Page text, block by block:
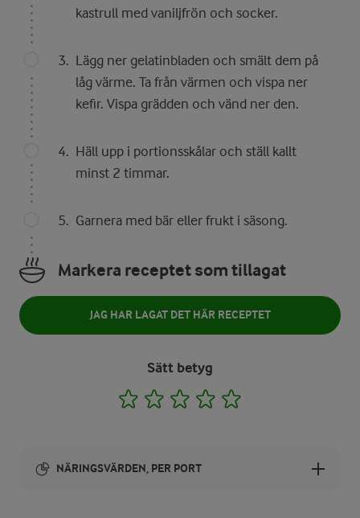
kastrull med vaniljfrön och socker.
Lägg ner gelatinbladen och smält dem på
låg värme. Ta från värmen och vispa ner
kefir. Vispa grädden och vänd ner den.
Häll upp i portionsskålar och ställ kallt
minst 2 timmar.
Garnera med bär eller frukt i säsong.
Markera receptet som tillagat
JAG HAR LAGAT DET HÄR RECEPTET
Sätt betyg
1 2 3 4
NÄRINGSVÄRDEN, PER PORT